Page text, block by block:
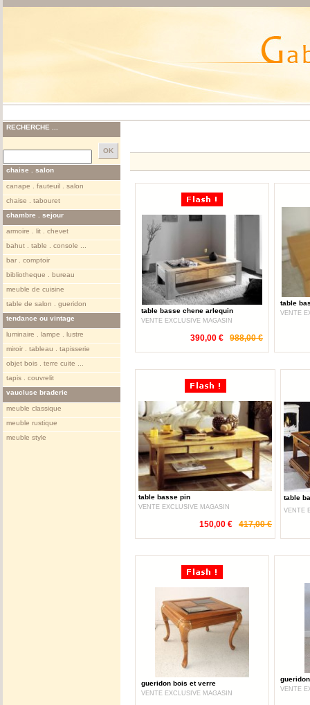
RECHERCHE ...
chaise . salon
canape . fauteuil . salon
chaise . tabouret
chambre . sejour
armoire . lit . chevet
bahut . table . console ...
bar . comptoir
bibliotheque . bureau
meuble de cuisine
table de salon . gueridon
tendance ou vintage
luminaire . lampe . lustre
miroir . tableau . tapisserie
objet bois . terre cuite ...
tapis . couvrelit
vaucluse braderie
meuble classique
meuble rustique
meuble style
table basse chene arlequin
VENTE EXCLUSIVE MAGASIN
390,00 € 988,00 €
table
VENTE
table basse pin
VENTE EXCLUSIVE MAGASIN
150,00 € 417,00 €
table
VENTE
gueridon bois et verre
VENTE EXCLUSIVE MAGASIN
VENTE